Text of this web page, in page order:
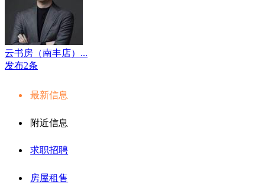
云书房（南丰店）...
发布2条
最新信息
附近信息
求职招聘
房屋租售